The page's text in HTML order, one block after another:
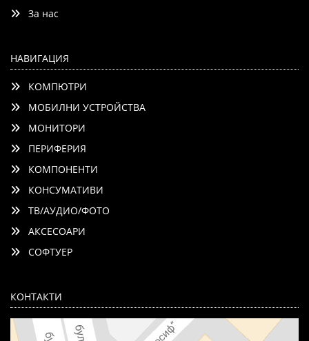
За нас
НАВИГАЦИЯ
КОМПЮТРИ
МОБИЛНИ УСТРОЙСТВА
МОНИТОРИ
ПЕРИФЕРИЯ
КОМПОНЕНТИ
КОНСУМАТИВИ
ТВ/АУДИО/ФОТО
АКСЕСОАРИ
СОФТУЕР
КОНТАКТИ